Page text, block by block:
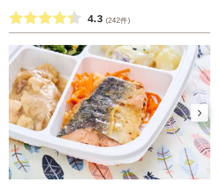
4.3 (242件)